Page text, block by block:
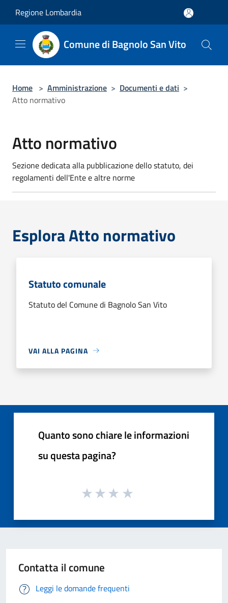
Regione Lombardia
Comune di Bagnolo San Vito
Home > Amministrazione > Documenti e dati >
Atto normativo
Atto normativo
Sezione dedicata alla pubblicazione dello statuto, dei
regolamenti dell'Ente e altre norme
Esplora Atto normativo
Statuto comunale
Statuto del Comune di Bagnolo San Vito
VAI ALLA PAGINA
Quanto sono chiare le informazioni
su questa pagina?
Contatta il comune
Leggi le domande frequenti